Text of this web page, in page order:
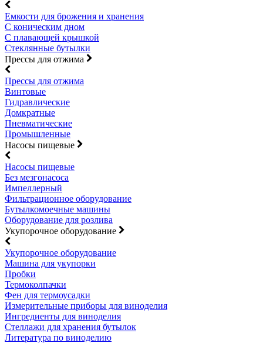
Емкости для брожения и хранения
С коническим дном
С плавающей крышкой
Стеклянные бутылки
Прессы для отжима
Прессы для отжима
Винтовые
Гидравлические
Домкратные
Пневматические
Промышленные
Насосы пищевые
Насосы пищевые
Без мезгонасоса
Импеллерный
Фильтрационное оборудование
Бутылкомоечные машины
Оборудование для розлива
Укупорочное оборудование
Укупорочное оборудование
Машина для укупорки
Пробки
Термоколпачки
Фен для термоусадки
Измерительные приборы для виноделия
Ингредиенты для виноделия
Стеллажи для хранения бутылок
Литература по виноделию